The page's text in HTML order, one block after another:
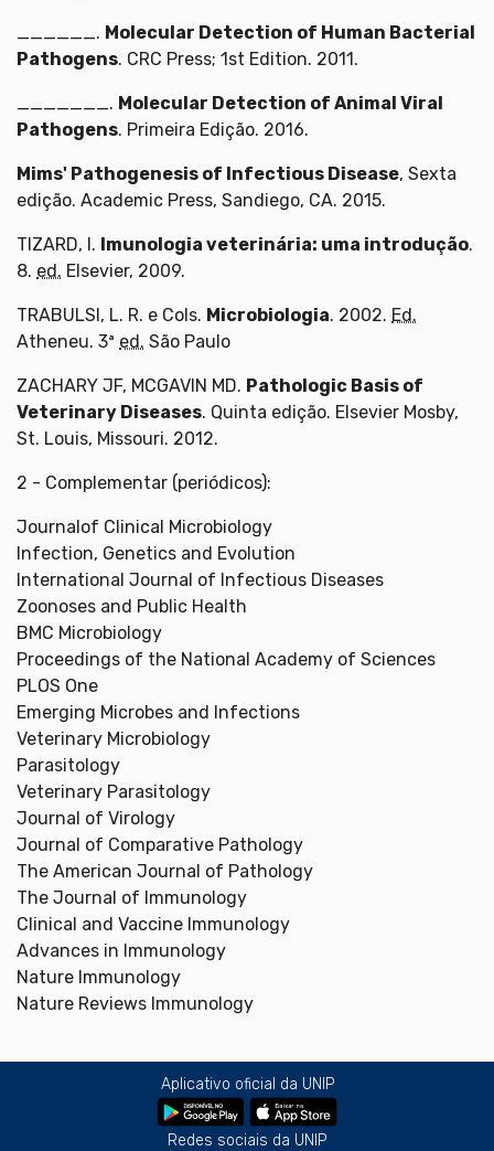
______. Molecular Detection of Human Bacterial
Pathogens. CRC Press; 1st Edition. 2011.
_______. Molecular Detection of Animal Viral
Pathogens. Primeira Edição. 2016.
Mims' Pathogenesis of Infectious Disease, Sexta
edição. Academic Press, Sandiego, CA. 2015.
TIZARD, I. Imunologia veterinária: uma introdução.
8. ed. Elsevier, 2009.
TRABULSI, L. R. e Cols. Microbiologia. 2002. Ed.
Atheneu. 3ª ed. São Paulo
ZACHARY JF, MCGAVIN MD. Pathologic Basis of
Veterinary Diseases. Quinta edição. Elsevier Mosby,
St. Louis, Missouri. 2012.
2 - Complementar (periódicos):
Journalof Clinical Microbiology
Infection, Genetics and Evolution
International Journal of Infectious Diseases
Zoonoses and Public Health
BMC Microbiology
Proceedings of the National Academy of Sciences
PLOS One
Emerging Microbes and Infections
Veterinary Microbiology
Parasitology
Veterinary Parasitology
Journal of Virology
Journal of Comparative Pathology
The American Journal of Pathology
The Journal of Immunology
Clinical and Vaccine Immunology
Advances in Immunology
Nature Immunology
Nature Reviews Immunology
Aplicativo oficial da UNIP
Redes sociais da UNIP